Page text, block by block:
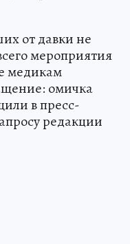
от давки не
мероприятия
медикам
омичка
в пресс-
редакции